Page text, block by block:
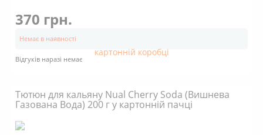
370 грн.
Немає в наявності
Відгуків наразі немає
Тютюн для кальяну Nual Cherry Soda (Вишнева
Газована Вода) 200 г у картонній пачці